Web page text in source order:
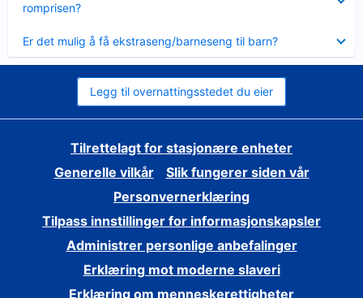
romprisen?
Er det mulig å få ekstraseng/barneseng til barn?
mindre
Legg til overnattingsstedet du eier
Tilrettelagt for stasjonære enheter
Generelle vilkår
Slik fungerer siden vår
Personvernerklæring
Tilpass innstillinger for informasjonskapsler
Administrer personlige anbefalinger
Erklæring mot moderne slaveri
Erklæring om menneskerettigheter